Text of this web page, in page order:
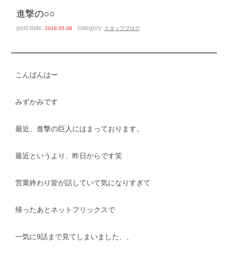
スタッフblog
ホーム
進撃の○○
post date:2018.05.08 category: スタッフブログ
こんばんはー
みずかみです
最近、進撃の巨人にはまっております。
最近というより、昨日からです笑
営業終わり皆が話していて気になりすぎて
帰ったあとネットフリックスで
一気に9話まで見てしまいました、、